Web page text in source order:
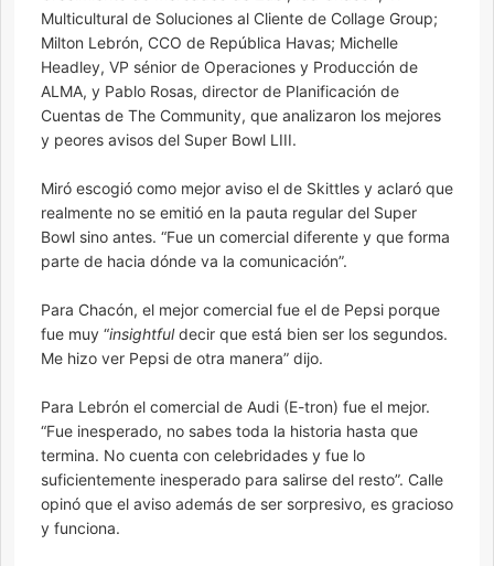
Multicultural de Soluciones al Cliente de Collage Group;
Milton Lebrón, CCO de República Havas; Michelle
Headley, VP sénior de Operaciones y Producción de
ALMA, y Pablo Rosas, director de Planificación de
Cuentas de The Community, que analizaron los mejores
y peores avisos del Super Bowl LIII.
Miró escogió como mejor aviso el de Skittles y aclaró que
realmente no se emitió en la pauta regular del Super
Bowl sino antes. “Fue un comercial diferente y que forma
parte de hacia dónde va la comunicación”.
Para Chacón, el mejor comercial fue el de Pepsi porque
fue muy “insightfuldecir que está bien ser los segundos.
Me hizo ver Pepsi de otra manera” dijo.
Para Lebrón el comercial de Audi (E-tron) fue el mejor.
“Fue inesperado, no sabes toda la historia hasta que
termina. No cuenta con celebridades y fue lo
suficientemente inesperado para salirse del resto”. Calle
opinó que el aviso además de ser sorpresivo, es gracioso
y funciona.